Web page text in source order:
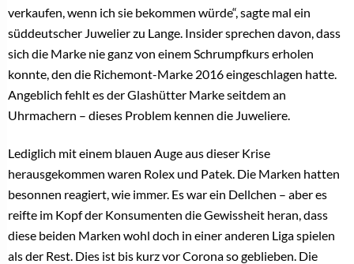
verkaufen, wenn ich sie bekommen würde“, sagte mal ein
süddeutscher Juwelier zu Lange. Insider sprechen davon, dass
sich die Marke nie ganz von einem Schrumpfkurs erholen
konnte, den die Richemont-Marke 2016 eingeschlagen hatte.
Angeblich fehlt es der Glashütter Marke seitdem an
Uhrmachern – dieses Problem kennen die Juweliere.
Lediglich mit einem blauen Auge aus dieser Krise
herausgekommen waren Rolex und Patek. Die Marken hatten
besonnen reagiert, wie immer. Es war ein Dellchen – aber es
reifte im Kopf der Konsumenten die Gewissheit heran, dass
diese beiden Marken wohl doch in einer anderen Liga spielen
als der Rest. Dies ist bis kurz vor Corona so geblieben. Die